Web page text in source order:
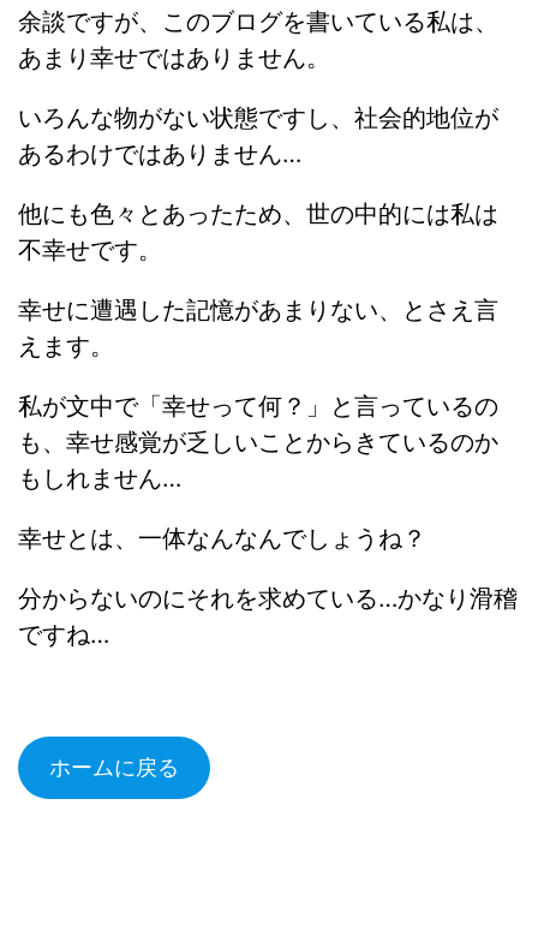
余談ですが、このブログを書いている私は、
あまり幸せではありません。
いろんな物がない状態ですし、社会的地位が
あるわけではありません…
他にも色々とあったため、世の中的には私は
不幸せです。
幸せに遭遇した記憶があまりない、とさえ言
えます。
私が文中で「幸せって何？」と言っているの
も、幸せ感覚が乏しいことからきているのか
もしれません…
幸せとは、一体なんなんでしょうね？
分からないのにそれを求めている…かなり滑稽
ですね…
ホームに戻る